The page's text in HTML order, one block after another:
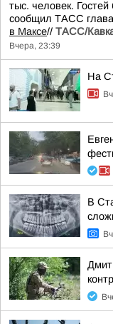
тыс. человек. Гостей
сообщил ТАСС
в Максе// ТАСС/
Вчера, 23:39
На
В